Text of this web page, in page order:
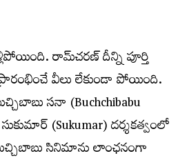
రామ్చరణ్దీన్ని పూర్తి
వీలు లేకుండా పోయింది.
సనా (Buchchibabu
(Sukumar) దర్శకత్వంలో
సినిమాను లాంఛనంగా